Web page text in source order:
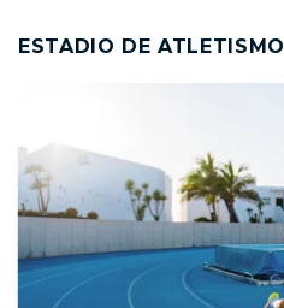
ESTADIO DE ATLETISMO